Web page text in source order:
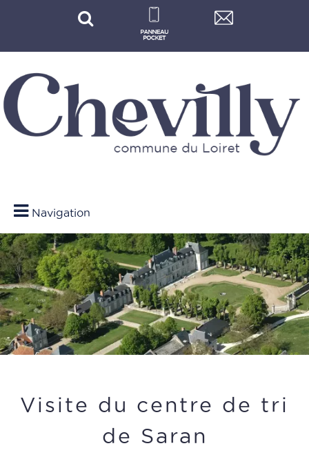
Navigation
Visite du centre de tri
de Saran